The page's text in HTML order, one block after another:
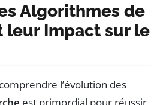
Algorithmes de
leur Impact sur le
l’évolution des
est primordial pour réussir